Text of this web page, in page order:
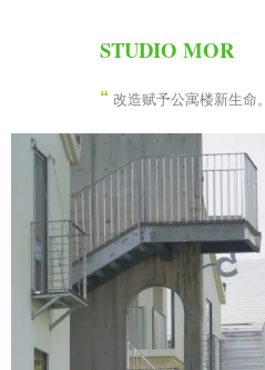
STUDIO MOR
“ 改造赋予公寓楼新生命。